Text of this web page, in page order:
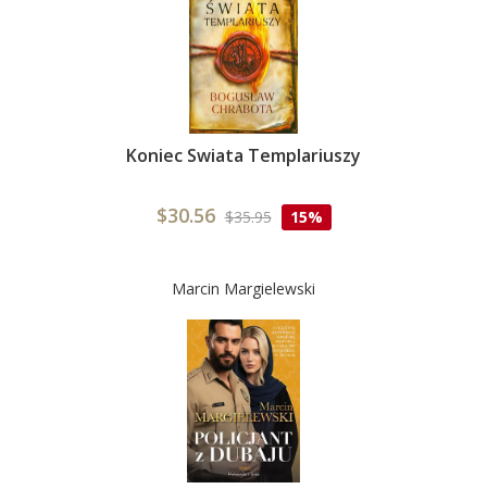
Koniec Swiata Templariuszy
$30.56 $35.95 15%
Marcin Margielewski